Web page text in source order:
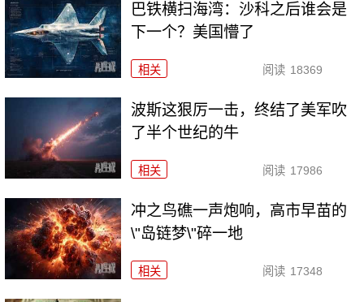
巴铁横扫海湾：沙科之后谁会是
下一个？美国懵了
相关 阅读 18369
波斯这狠厉一击，终结了美军吹
了半个世纪的牛
相关 阅读 17986
冲之鸟礁一声炮响，高市早苗的
\"岛链梦\"碎一地
相关 阅读 17348